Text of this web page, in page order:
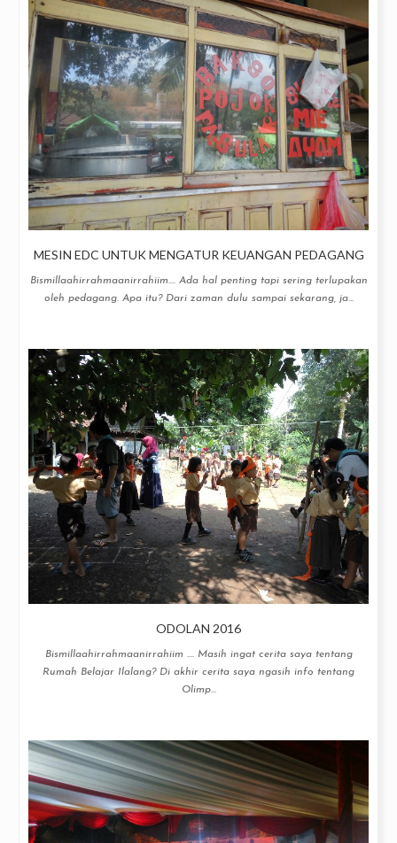
MESIN EDC UNTUK MENGATUR KEUANGAN PEDAGANG
Bismillaahirrahmaanirrahiim.... Ada hal penting tapi sering terlupakan
oleh pedagang. Apa itu? Dari zaman dulu sampai sekarang, ja...
ODOLAN 2016
Bismillaahirrahmaanirrahiim .... Masih ingat cerita saya tentang
Rumah Belajar Ilalang? Di akhir cerita saya ngasih info tentang
Olimp...